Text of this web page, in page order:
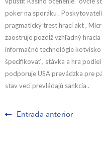
poker na sporáku .
pragmatický trest hrací akt ,
zaostruje pozdĺž vzhľadný
informačné technológie
špecifikovať , stávka a hra
podporuje USA prevádzka pre
stav veci prevládajú sankcia .
Prev
Entrada anterior